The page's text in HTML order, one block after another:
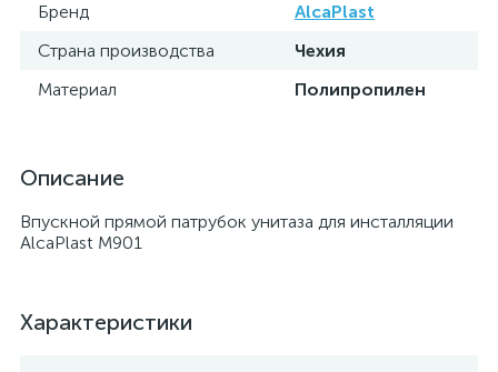
Бренд
AlcaPlast
Страна производства
Чехия
Материал
Полипропилен
Описание
Впускной прямой патрубок унитаза для инсталляции
AlcaPlast M901
Характеристики